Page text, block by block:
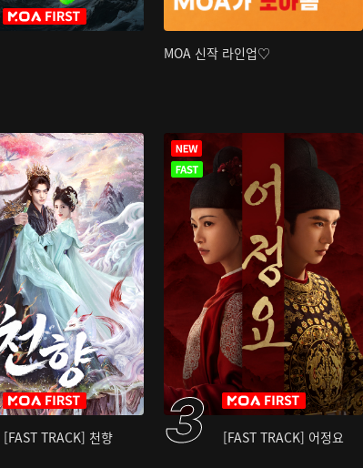
MOA 신작 라인업♡
[FAST TRACK] 천향 [FAST TRACK] 어정요